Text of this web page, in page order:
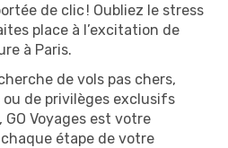
de clic ! Oubliez le stress
place à l’excitation de
à Paris.
de vols pas chers,
de privilèges exclusifs
Voyages est votre
étape de votre